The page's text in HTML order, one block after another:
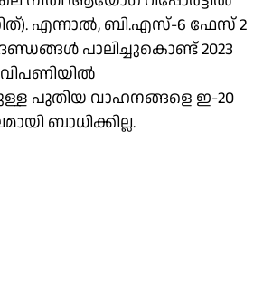
എന്നാൽ, ബി.എസ്-6 ഫേസ് 2
പാലിച്ചുകൊണ്ട് 2023
പുതിയ വാഹനങ്ങളെ ഇ-20
ബാധിക്കില്ല.